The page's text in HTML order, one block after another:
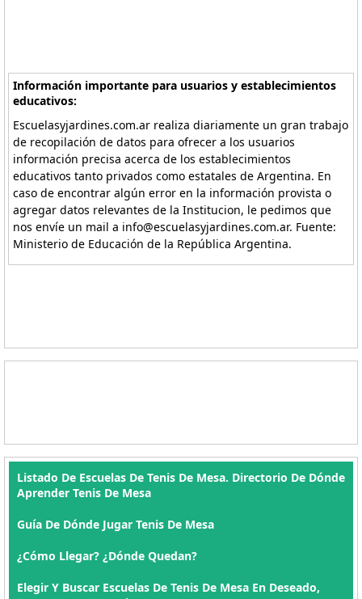
Información importante para usuarios y establecimientos
educativos:
Escuelasyjardines.com.ar realiza diariamente un gran trabajo
de recopilación de datos para ofrecer a los usuarios
información precisa acerca de los establecimientos
educativos tanto privados como estatales de Argentina. En
caso de encontrar algún error en la información provista o
agregar datos relevantes de la Institucion, le pedimos que
nos envíe un mail a info@escuelasyjardines.com.ar. Fuente:
Ministerio de Educación de la República Argentina.
Listado De Escuelas De Tenis De Mesa. Directorio De Dónde
Aprender Tenis De Mesa
Guía De Dónde Jugar Tenis De Mesa
¿Cómo Llegar? ¿Dónde Quedan?
Elegir Y Buscar Escuelas De Tenis De Mesa En Deseado,